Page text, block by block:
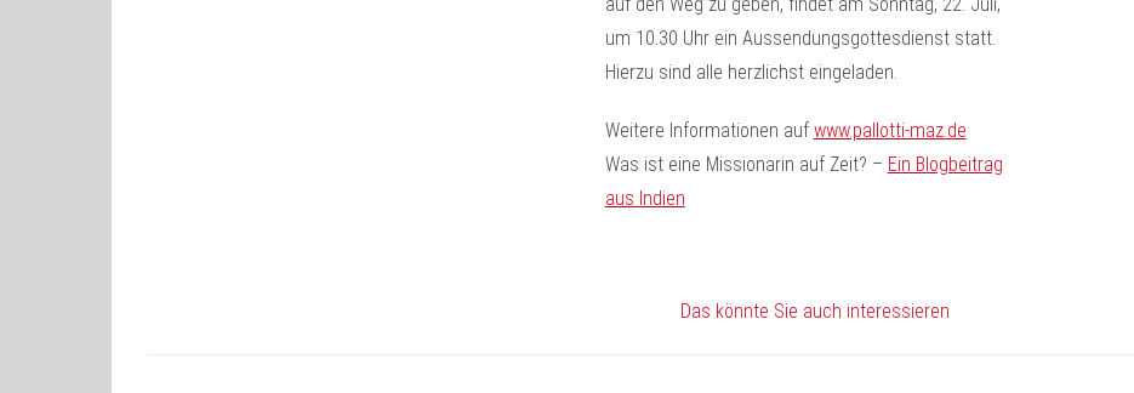
um 10.30 Uhr ein Aussendungsgottesdienst statt.
Hierzu sind alle herzlichst eingeladen.
Weitere Informationen auf www.pallotti-maz.de
Was ist eine Missionarin auf Zeit? – Ein Blogbeitrag
aus Indien
Das könnte Sie auch interessieren